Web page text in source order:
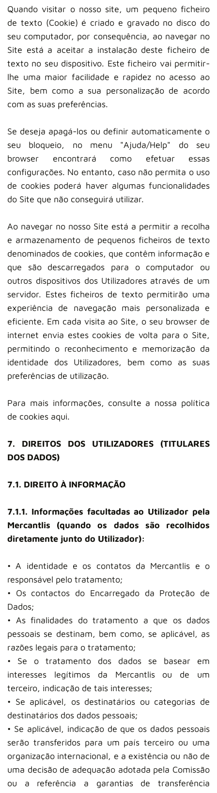
Quando visitar o nosso site, um pequeno ficheiro
de texto (Cookie) é criado e gravado no disco do
seu computador, por consequência, ao navegar no
Site está a aceitar a instalação deste ficheiro de
texto no seu dispositivo. Este ficheiro vai permitir-
lhe uma maior facilidade e rapidez no acesso ao
Site, bem como a sua personalização de acordo
com as suas preferências.
Se deseja apagá-los ou definir automaticamente o
seu bloqueio, no menu "Ajuda/Help" do seu
browser encontrará como efetuar essas
configurações. No entanto, caso não permita o uso
de cookies poderá haver algumas funcionalidades
do Site que não conseguirá utilizar.
Ao navegar no nosso Site está a permitir a recolha
e armazenamento de pequenos ficheiros de texto
denominados de cookies, que contêm informação e
que são descarregados para o computador ou
outros dispositivos dos Utilizadores através de um
servidor. Estes ficheiros de texto permitirão uma
experiência de navegação mais personalizada e
eficiente. Em cada visita ao Site, o seu browser de
internet envia estes cookies de volta para o Site,
permitindo o reconhecimento e memorização da
identidade dos Utilizadores, bem como as suas
preferências de utilização.
Para mais informações, consulte a nossa política
de cookies aqui.
7. DIREITOS DOS UTILIZADORES (TITULARES
DOS DADOS)
7.1. DIREITO À INFORMAÇÃO
7.1.1. Informações facultadas ao Utilizador pela
Mercantlis (quando os dados são recolhidos
diretamente junto do Utilizador):
• A identidade e os contatos da Mercantlis e o
responsável pelo tratamento;
• Os contactos do Encarregado da Proteção de
Dados;
• As finalidades do tratamento a que os dados
pessoais se destinam, bem como, se aplicável, as
razões legais para o tratamento;
• Se o tratamento dos dados se basear em
interesses legítimos da Mercantlis ou de um
terceiro, indicação de tais interesses;
• Se aplicável, os destinatários ou categorias de
destinatários dos dados pessoais;
• Se aplicável, indicação de que os dados pessoais
serão transferidos para um país terceiro ou uma
organização internacional, e a existência ou não de
uma decisão de adequação adotada pela Comissão
ou a referência a garantias de transferência